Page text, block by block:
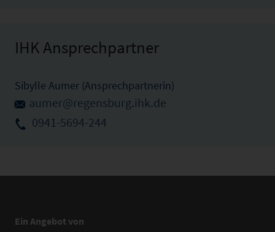
IHK Ansprechpartner
Sibylle Aumer (Ansprechpartnerin)
aumer@regensburg.ihk.de
0941-5694-244
Ein Angebot von